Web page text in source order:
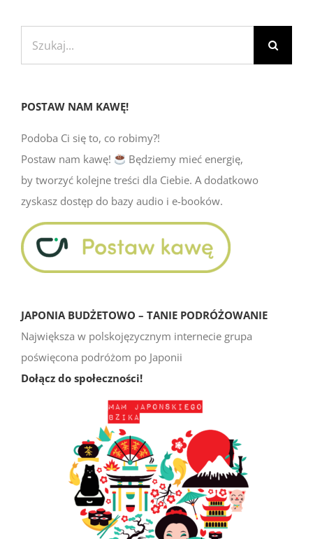
POSTAW NAM KAWĘ!
Podoba Ci się to, co robimy?!
Postaw nam kawę!
Będziemy mieć energię,
by tworzyć kolejne treści dla Ciebie. A dodatkowo
zyskasz dostęp do bazy audio i e-booków.
JAPONIA BUDŻETOWO – TANIE PODRÓŻOWANIE
Największa w polskojęzycznym internecie grupa
poświęcona podróżom po Japonii
Dołącz do społeczności!